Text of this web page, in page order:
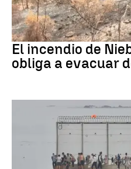
Andalucía
El incendio de
obliga a evacuar